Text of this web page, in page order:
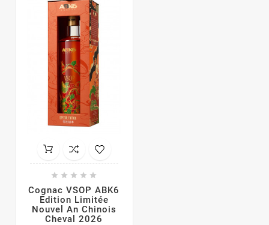
    
Cognac VSOP ABK6
Edition Limitée
Nouvel An Chinois
Cheval 2026